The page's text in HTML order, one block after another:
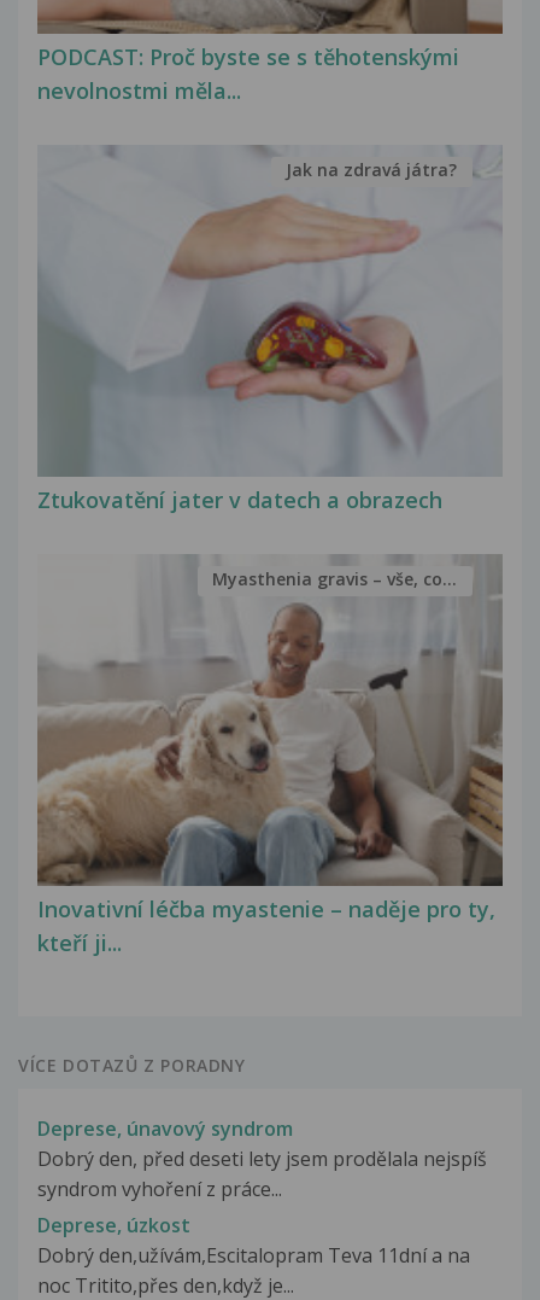
PODCAST: Proč byste se s těhotenskými
nevolnostmi měla...
Ztukovatění jater v datech a obrazech
Jak na zdravá játra?
Inovativní léčba myastenie – naděje pro ty,
kteří ji...
Myasthenia gravis – vše, co...
VÍCE DOTAZŮ Z PORADNY
Deprese, únavový syndrom
Dobrý den, před deseti lety jsem prodělala nejspíš
syndrom vyhoření z práce...
Deprese, úzkost
Dobrý den,užívám,Escitalopram Teva 11dní a na
noc Tritito,přes den,když je...